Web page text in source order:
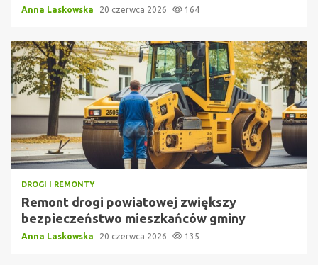
Anna Laskowska 20 czerwca 2026 164
DROGI I REMONTY
Remont drogi powiatowej zwiększy
bezpieczeństwo mieszkańców gminy
Anna Laskowska 20 czerwca 2026 135